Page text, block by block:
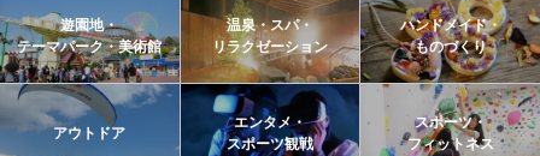
遊園地・
テーマパーク・美術館
温泉・スパ・
リラクゼーション
ハンドメイド・
ものづくり
アウトドア
エンタメ・
スポーツ観戦
スポーツ・
フィットネス